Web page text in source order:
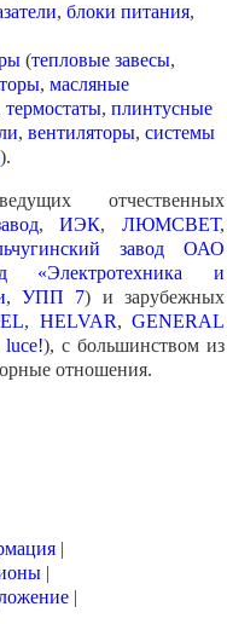
, блоки питания,
(тепловые завесы,
, масляные
термостаты, плинтусные
, вентиляторы, системы
).
отчественных
,ИЭК, ЛЮМСВЕТ,
завод ОАО
«Электротехника и
,УПП 7) и зарубежных
, HELVAR,GENERAL
), с большинством из
отношения.
|
|
|